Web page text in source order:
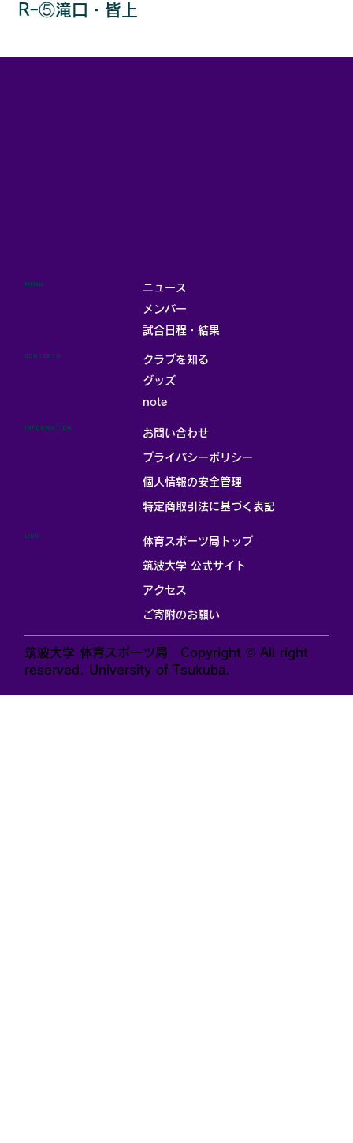
Rｰ⑤滝口・皆上
ニュース
メンバー
試合日程・結果
MENU
クラブを知る
グッズ
note
CONTENTS
体育スポーツ局トップ
筑波大学 公式サイト
アクセス
ご寄附のお願い
LINK
お問い合わせ
プライバシーポリシー
個人情報の安全管理
​特定商取引法に基づく表記
INFORMATION
筑波大学 体育スポーツ局 Copyright © All right
reserved. University of Tsukuba.